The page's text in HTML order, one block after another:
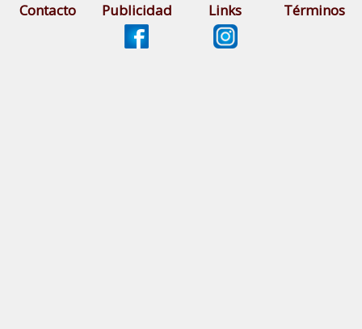
Contacto Publicidad Links Términos